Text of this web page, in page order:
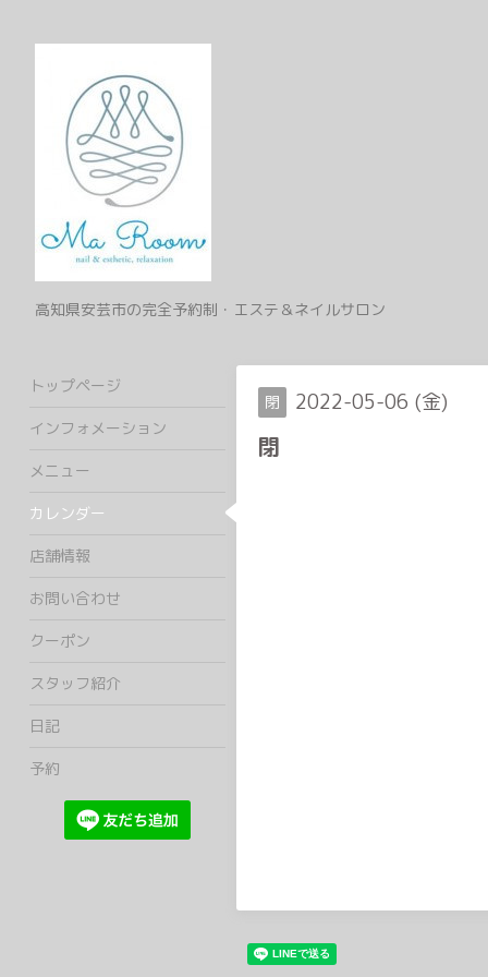
高知県安芸市の完全予約制・エステ＆ネイルサロン
閉 2022-05-06 (金)
閉
トップページ
インフォメーション
メニュー
カレンダー
店舗情報
お問い合わせ
クーポン
スタッフ紹介
日記
予約